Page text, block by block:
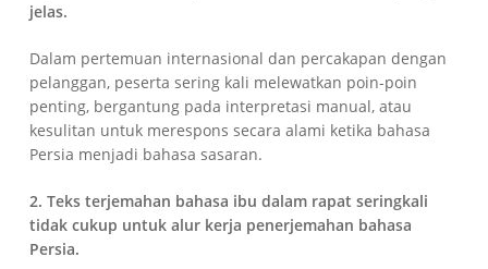
jelas.
Dalam pertemuan internasional dan percakapan dengan
pelanggan, peserta sering kali melewatkan poin-poin
penting, bergantung pada interpretasi manual, atau
kesulitan untuk merespons secara alami ketika bahasa
Persia menjadi bahasa sasaran.
2. Teks terjemahan bahasa ibu dalam rapat seringkali
tidak cukup untuk alur kerja penerjemahan bahasa
Persia.